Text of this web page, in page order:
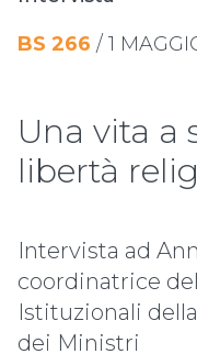
BS 266 / 1
Una vita a
libertà
Intervista ad
coordinatrice
Istituzionali
dei Ministri